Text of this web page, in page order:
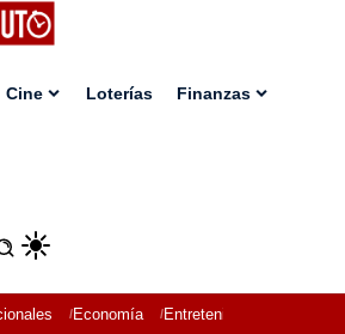
Cine Loterías Finanzas
Economía Entretenimiento